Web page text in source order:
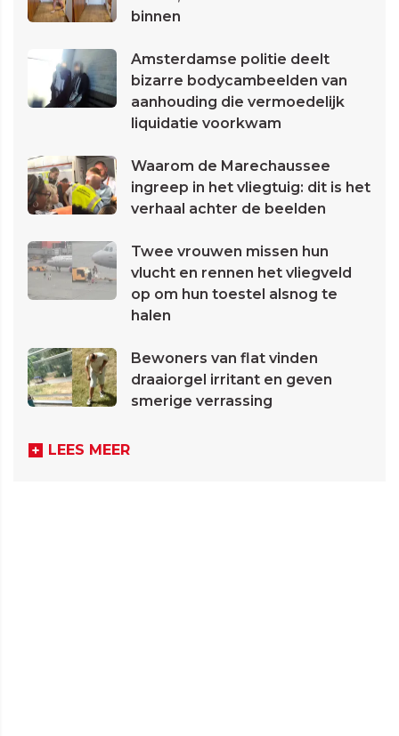
binnen
Amsterdamse politie deelt
bizarre bodycambeelden van
aanhouding die vermoedelijk
liquidatie voorkwam
Waarom de Marechaussee
ingreep in het vliegtuig: dit is het
verhaal achter de beelden
Twee vrouwen missen hun
vlucht en rennen het vliegveld
op om hun toestel alsnog te
halen
Bewoners van flat vinden
draaiorgel irritant en geven
smerige verrassing
LEES MEER